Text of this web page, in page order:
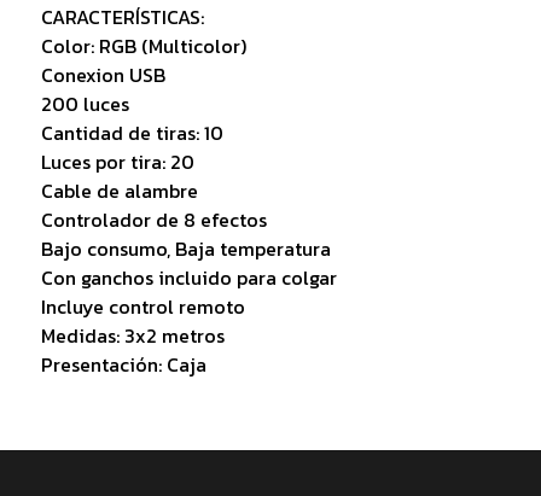
CARACTERÍSTICAS:
Color: RGB (Multicolor)
Conexion USB
200 luces
Cantidad de tiras: 10
Luces por tira: 20
Cable de alambre
Controlador de 8 efectos
Bajo consumo, Baja temperatura
Con ganchos incluido para colgar
Incluye control remoto
Medidas: 3x2 metros
Presentación: Caja